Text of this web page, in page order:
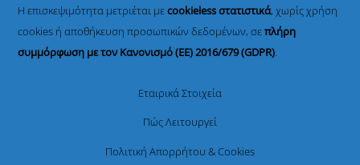
Η επισκεψιμότητα μετριέται μεcookieless στατιστικά, χωρίς χρήση
cookies ή αποθήκευση προσωπικών δεδομένων, σεπλήρη
συμμόρφωση με τον Κανονισμό (ΕΕ) 2016/679 (GDPR).
Εταιρικά Στοιχεία
Πώς Λειτουργεί
Πολιτική Απορρήτου & Cookies